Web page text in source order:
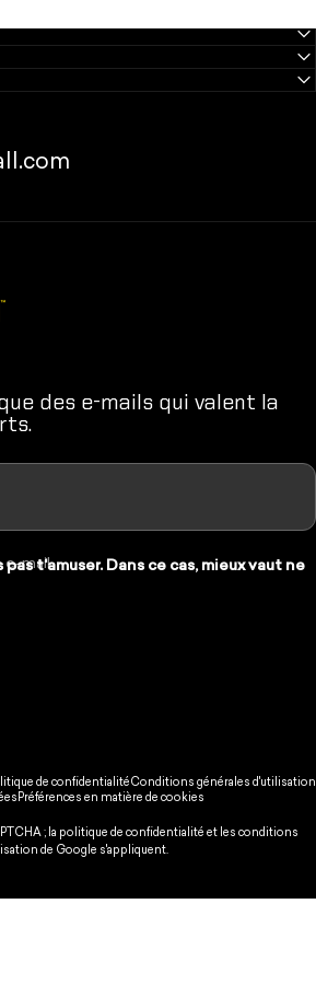
des e-mails qui valent la
e-mailt'amuser. Dans ce cas, mieux vaut ne
de confidentialitéConditions générales d'utilisation
Préférences en matière de cookies
; la politique de confidentialité et les conditions
de Google s'appliquent.